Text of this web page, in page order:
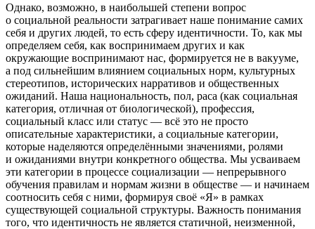
Однако, возможно, в наибольшей степени вопрос
о социальной реальности затрагивает наше понимание самих
себя и других людей, то есть сферу идентичности. То, как мы
определяем себя, как воспринимаем других и как
окружающие воспринимают нас, формируется не в вакууме,
а под сильнейшим влиянием социальных норм, культурных
стереотипов, исторических нарративов и общественных
ожиданий. Наша национальность, пол, раса (как социальная
категория, отличная от биологической), профессия,
социальный класс или статус — всё это не просто
описательные характеристики, а социальные категории,
которые наделяются определёнными значениями, ролями
и ожиданиями внутри конкретного общества. Мы усваиваем
эти категории в процессе социализации — непрерывного
обучения правилам и нормам жизни в обществе — и начинаем
соотносить себя с ними, формируя своё «Я» в рамках
существующей социальной структуры. Важность понимания
того, что идентичность не является статичной, неизменной,